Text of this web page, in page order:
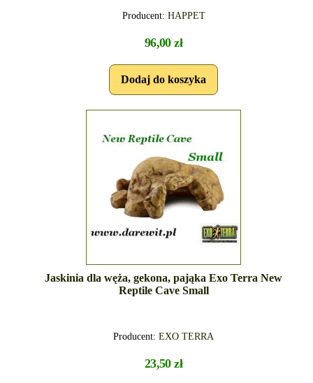
Producent: HAPPET
96,00 zł
Jaskinia dla węża, gekona, pająka Exo Terra New
Reptile Cave Small
Producent: EXO TERRA
23,50 zł